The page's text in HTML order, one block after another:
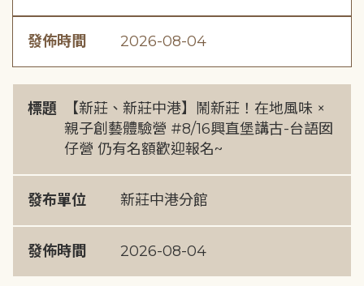
發佈時間 2026-08-04
標題
【新莊、新莊中港】鬧新莊！在地風味 ×
親子創藝體驗營 #8/16興直堡講古-台語囡
仔營 仍有名額歡迎報名~
發布單位 新莊中港分館
發佈時間 2026-08-04